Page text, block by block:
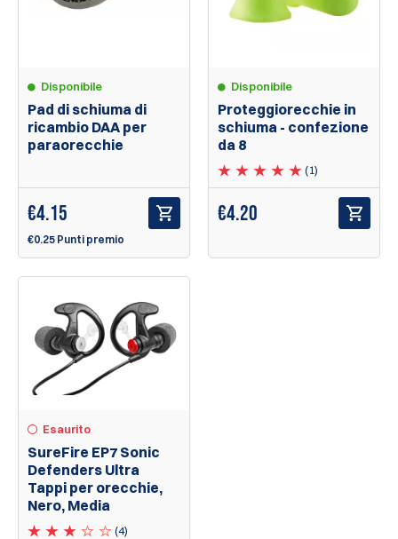
Disponibile
Pad di schiuma di
ricambio DAA per
paraorecchie
€4.15
€0.25 Punti premio
Disponibile
Proteggiorecchie in
schiuma - confezione
da 8
(1)
€4.20
Esaurito
SureFire EP7 Sonic
Defenders Ultra
Tappi per orecchie,
Nero, Media
(4)